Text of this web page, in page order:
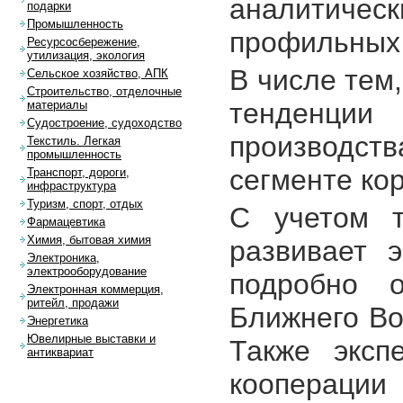
В числе
сегменте
C учетом
развивает
подробно
Ближнего
Также
подарки
Промышленность
Ресурсосбережение,
утилизация, экология
Сельское хозяйство, АПК
Строительство, отделочные
материалы
Судостроение, судоходство
Текстиль. Легкая
промышленность
Транспорт, дороги,
инфраструктура
Туризм, спорт, отдых
Фармацевтика
Химия, бытовая химия
Электроника,
электрооборудование
Электронная коммерция,
ритейл, продажи
Энергетика
Ювелирные выставки и
антиквариат